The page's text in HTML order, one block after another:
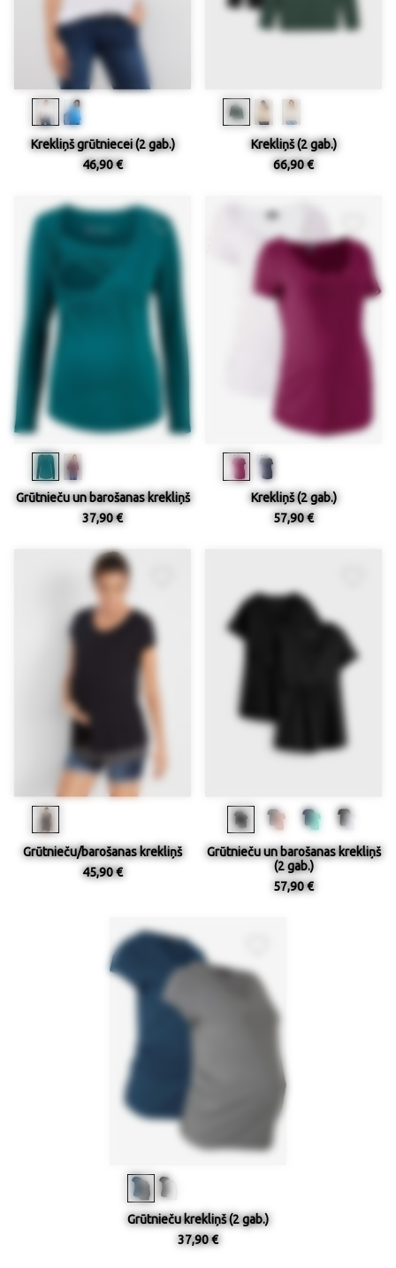
Krekliņš grūtniecei (2 gab.)
46,90 €
Krekliņš (2 gab.)
66,90 €
Grūtnieču un barošanas krekliņš
37,90 €
Krekliņš (2 gab.)
57,90 €
Grūtnieču/barošanas krekliņš
45,90 €
Grūtnieču un barošanas krekliņš
(2 gab.)
57,90 €
Grūtnieču krekliņš (2 gab.)
37,90 €